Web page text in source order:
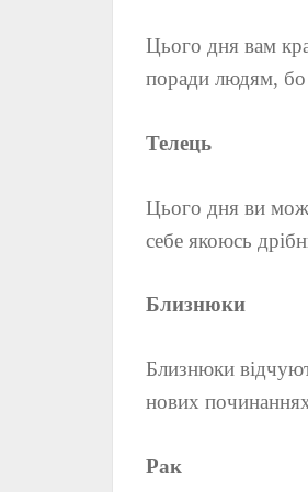
Цього дня вам
поради людям, бо
Телець
Цього дня ви
себе якоюсь
Близнюки
Близнюки
нових
Рак